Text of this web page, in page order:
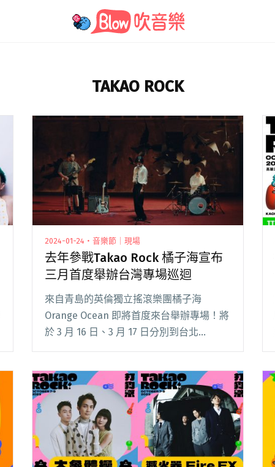
TAKAO ROCK
2024-01-24・音樂節｜現場
去年參戰Takao Rock 橘子海宣布
三月首度舉辦台灣專場巡迴
來自青島的英倫獨立搖滾樂團橘子海
Orange Ocean 即將首度來台舉辦專場！將
於 3 月 16 日、3 月 17 日分別到台北
Legacy 跟高雄後台 Backstage Live 舉辦演
繼去年閱讀全文 "去年參戰Takao Rock 橘
子海宣布三月首度舉辦台灣專場巡迴"